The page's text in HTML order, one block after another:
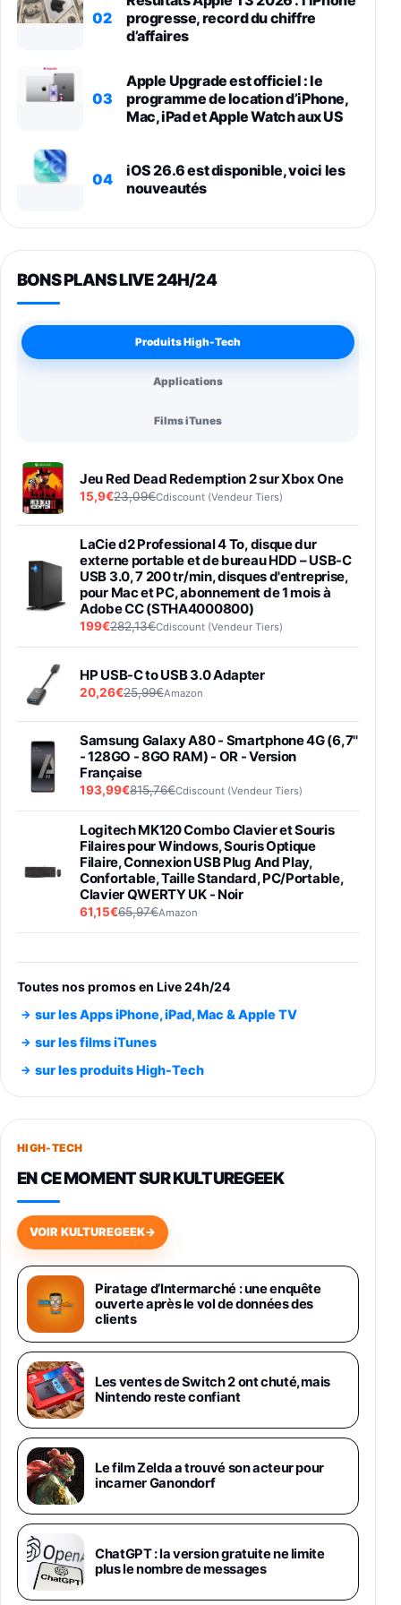
02
progresse, record du chiffre
d’affaires
03
Apple Upgrade est officiel : le
programme de location d’iPhone,
Mac, iPad et Apple Watch aux US
04
iOS 26.6 est disponible, voici les
nouveautés
BONS PLANS LIVE 24H/24
Produits High-Tech
Applications
Films iTunes
Jeu Red Dead Redemption 2 sur Xbox One
15,9€23,09€Cdiscount (Vendeur Tiers)
LaCie d2 Professional 4 To, disque dur
externe portable et de bureau HDD – USB-C
USB 3.0, 7 200 tr/min, disques d'entreprise,
pour Mac et PC, abonnement de 1 mois à
Adobe CC (STHA4000800)
199€282,13€Cdiscount (Vendeur Tiers)
HP USB-C to USB 3.0 Adapter
20,26€25,99€Amazon
Samsung Galaxy A80 - Smartphone 4G (6,7''
- 128GO - 8GO RAM) - OR - Version
Française
193,99€815,76€Cdiscount (Vendeur Tiers)
Logitech MK120 Combo Clavier et Souris
Filaires pour Windows, Souris Optique
Filaire, Connexion USB Plug And Play,
Confortable, Taille Standard, PC/Portable,
Clavier QWERTY UK - Noir
61,15€65,97€Amazon
entraénement direct 3 vitesses (33-45-78
trs/min) avec pre-ampli intégré et port USB
Smartphone SAMSUNG Galaxy S26 Ultra
891,99€1199€Fnac (Vendeur Tiers)
Smartphone SAMSUNG Galaxy S26+ Violet
749,99€
648,63€834,71€
Samsung Galaxy Miracle Ultra, Smartphone
Android 5G avec Galaxy AI, 512 Go,
Chargeur Secteur Rapide 25W Inclus,
Smartphone déverrouillé, Noir, Version FR
1019€
Galaxy S26 Ultra 512 Go Bleu
1019€1399€ Fnac (Vendeur Tiers)
Galaxy S26 Ultra 256 Go Violet
892€1199€Fnac (Vendeur Tiers)
Philips SHK2000BL - Casque Enfant - Bleu &
Répartiteur Audio 5 Casques, Blanc
24,94€29,96€Fnac (Vendeur Tiers)
Toutes nos promos en Live 24h/24
sur les Apps iPhone, iPad, Mac & Apple TV
sur les films iTunes
sur les produits High-Tech
HIGH-TECH
EN CE MOMENT SUR KULTUREGEEK
VOIR KULTUREGEEK→
Piratage d’Intermarché : une enquête
ouverte après le vol de données des
clients
Les ventes de Switch 2 ont chuté, mais
Nintendo reste confiant
Le film Zelda a trouvé son acteur pour
incarner Ganondorf
ChatGPT : la version gratuite ne limite
plus le nombre de messages